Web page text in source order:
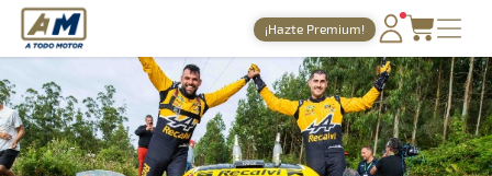
A Todo Motor · Revista del motor desde 1999
¡Hazte Premium!
PORTADA
TIEMPOS ONLINE
NOTICIAS
Noticias » Rally